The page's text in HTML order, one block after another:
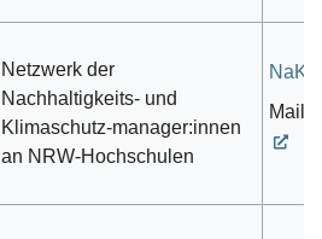
Netzwerk der
Nachhaltigkeits- und
Klimaschutz-manager:innen
an NRW-Hochschulen